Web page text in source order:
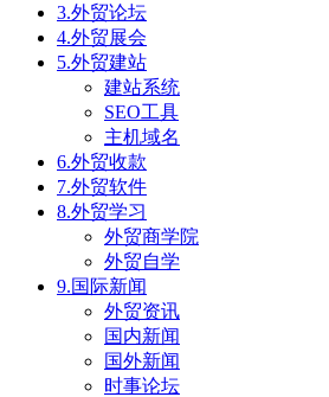
3.外贸论坛
4.外贸展会
5.外贸建站
建站系统
SEO工具
主机域名
6.外贸收款
7.外贸软件
8.外贸学习
外贸商学院
外贸自学
9.国际新闻
外贸资讯
国内新闻
国外新闻
时事论坛